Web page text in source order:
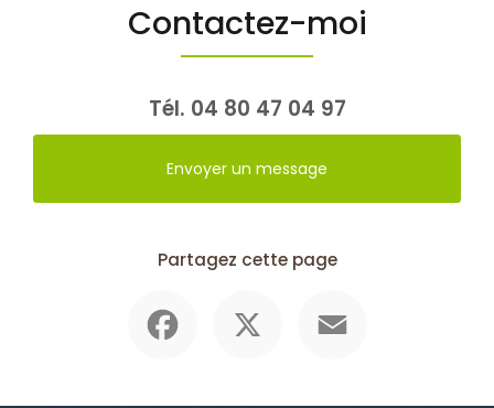
Contactez-moi
Tél. 04 80 47 04 97
Envoyer un message
Partagez cette page